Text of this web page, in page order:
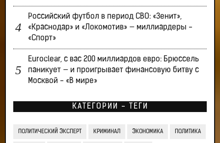
Российский футбол в период СВО: «Зенит»,
«Краснодар» и «Локомотив» — миллиардеры -
«Спорт»
Euroclear, с вас 200 миллиардов евро: Брюссель
паникует — и проигрывает финансовую битву с
Москвой - «В мире»
КАТЕГОРИИ - ТЕГИ
ПОЛИТИЧЕСКИЙ ЭКСПЕРТ КРИМИНАЛ ЭКОНОМИКА ПОЛИТИКА